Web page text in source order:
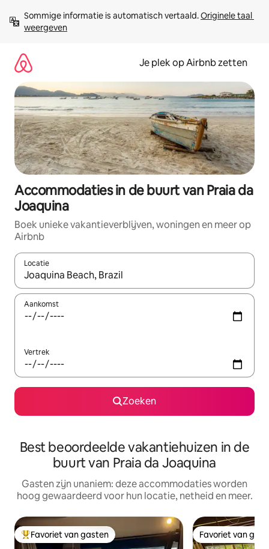
direct
naar
Sommige informatie is automatisch vertaald. Originele taal
weergeven
Je plek op Airbnb zetten
Accommodaties in de buurt van Praia da
Joaquina
Boek unieke vakantieverblijven, woningen en meer op
Airbnb
Locatie
Wanneer er resultaten beschikbaar zijn, maak je een keuze
Aankomst
Vertrek
Zoeken
Best beoordeelde vakantiehuizen in de
buurt van Praia da Joaquina
Gasten zijn unaniem: deze accommodaties worden
hoog gewaardeerd voor hun locatie, netheid en meer.
Topfavoriet van gasten
Favoriet van gasten Favoriet van
Favoriet van